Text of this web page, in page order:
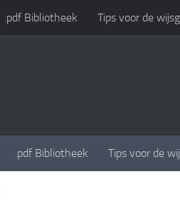
.pdf Bibliotheek Tips voor de
.pdf Bibliotheek Tips voor de